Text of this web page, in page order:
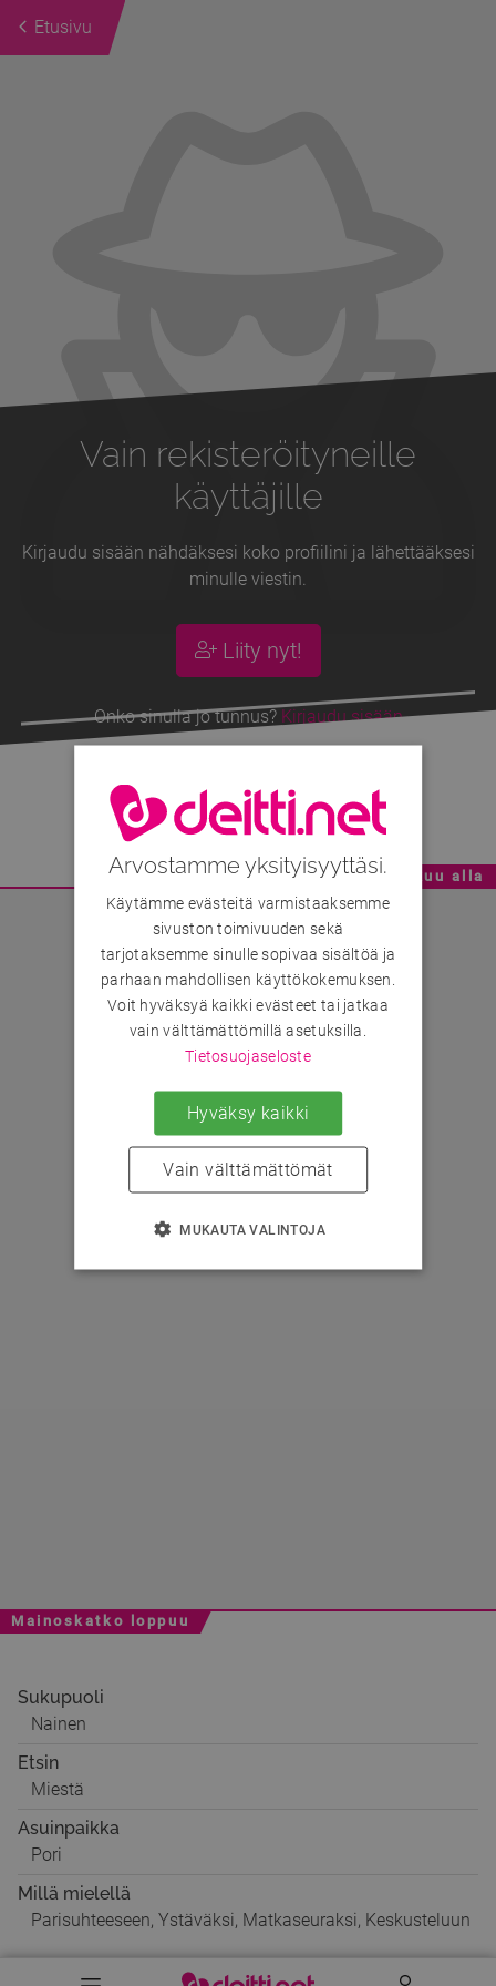
Etusivu
Vain rekisteröityneille
käyttäjille
Kirjaudu sisään nähdäksesi koko profiilini ja lähettääksesi
minulle viestin.
Liity nyt!
Onko sinulla jo tunnus? Kirjaudu sisään
Minttu, 43v
Mainoskatko - Sisältö jatkuu alla
Mainoskatko loppuu
Sukupuoli
Nainen
Etsin
Miestä
Asuinpaikka
Pori
Millä mielellä
Parisuhteeseen, Ystäväksi, Matkaseuraksi, Keskusteluun
Arvostamme yksityisyyttäsi.
Käytämme evästeitä varmistaaksemme
sivuston toimivuuden sekä
tarjotaksemme sinulle sopivaa sisältöä ja
parhaan mahdollisen käyttökokemuksen.
Voit hyväksyä kaikki evästeet tai jatkaa
vain välttämättömillä asetuksilla.
Tietosuojaseloste
Hyväksy kaikki
Vain välttämättömät
MUKAUTA VALINTOJA